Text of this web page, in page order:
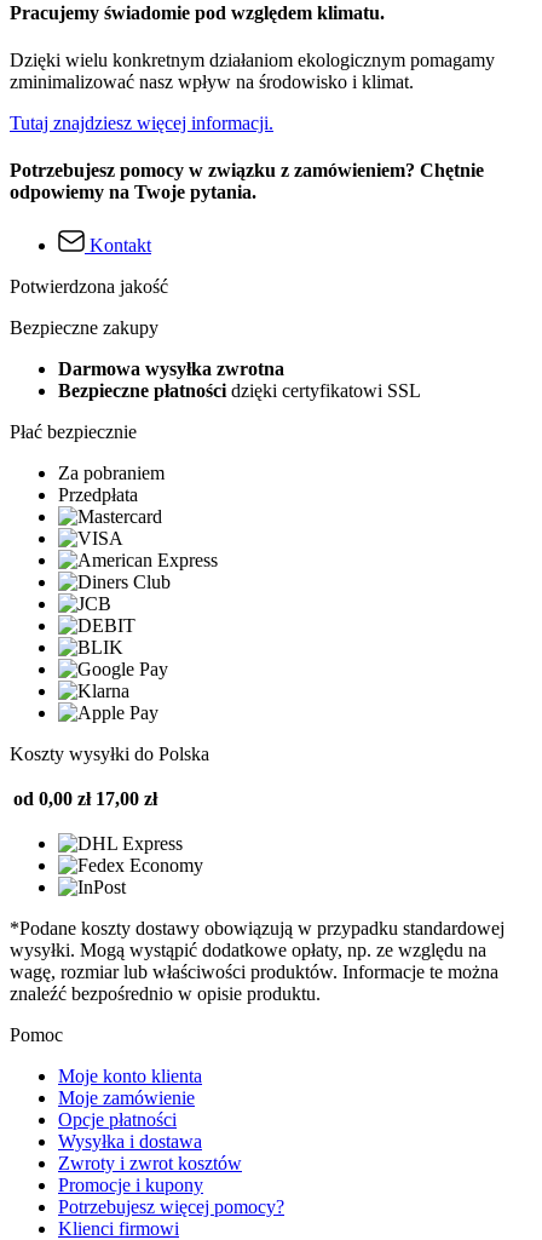
Pracujemy świadomie pod względem klimatu.
Dzięki wielu konkretnym działaniom ekologicznym pomagamy
zminimalizować nasz wpływ na środowisko i klimat.
Tutaj znajdziesz więcej informacji.
Potrzebujesz pomocy w związku z zamówieniem? Chętnie
odpowiemy na Twoje pytania.
Kontakt
Potwierdzona jakość
Bezpieczne zakupy
Darmowa wysyłka zwrotna
Bezpieczne płatności dzięki certyfikatowi SSL
Płać bezpiecznie
Za pobraniem
Przedpłata
Koszty wysyłki do Polska
od 0,00 zł 17,00 zł
*Podane koszty dostawy obowiązują w przypadku standardowej
wysyłki. Mogą wystąpić dodatkowe opłaty, np. ze względu na
wagę, rozmiar lub właściwości produktów. Informacje te można
znaleźć bezpośrednio w opisie produktu.
Pomoc
Moje konto klienta
Moje zamówienie
Opcje płatności
Wysyłka i dostawa
Zwroty i zwrot kosztów
Promocje i kupony
Potrzebujesz więcej pomocy?
Klienci firmowi